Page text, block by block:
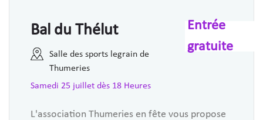
Bal du Thélut
Salle des sports legrain de
Thumeries
Samedi 25 juillet dès 18 Heures
Entrée
gratuite
L'association Thumeries en fête vous propose